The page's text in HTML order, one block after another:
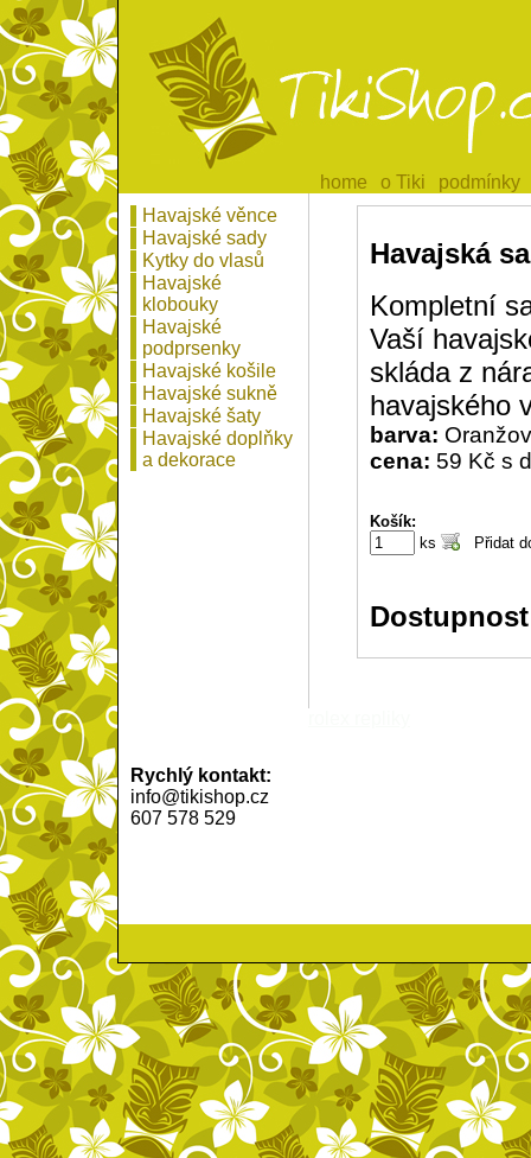
home
home o Tiki
o Tiki podmínky
podmínky
Havajská
Kompletní
Vaší
skláda z
havajského
barva:
cena: 59 Kč s
Košík:
ks
Havajské věnce
Havajské sady
Kytky do vlasů
Havajské
klobouky
Havajské
podprsenky
Havajské košile
Havajské sukně
Havajské šaty
Havajské doplňky
a dekorace
Rychlý kontakt:
info@tikishop.cz
607 578 529